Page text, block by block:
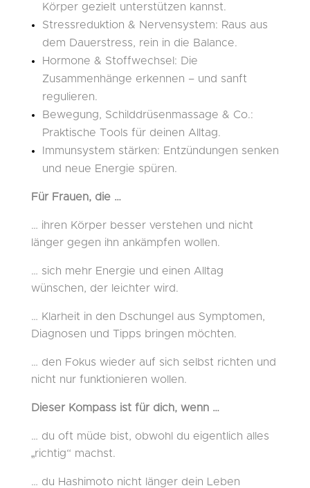
Körper gezielt unterstützen kannst.
Stressreduktion & Nervensystem: Raus aus
dem Dauerstress, rein in die Balance.
Hormone & Stoffwechsel: Die
Zusammenhänge erkennen – und sanft
regulieren.
Bewegung, Schilddrüsenmassage & Co.:
Praktische Tools für deinen Alltag.
Immunsystem stärken: Entzündungen senken
und neue Energie spüren.
Für Frauen, die …
… ihren Körper besser verstehen und nicht
länger gegen ihn ankämpfen wollen.
… sich mehr Energie und einen Alltag
wünschen, der leichter wird.
… Klarheit in den Dschungel aus Symptomen,
Diagnosen und Tipps bringen möchten.
… den Fokus wieder auf sich selbst richten und
nicht nur funktionieren wollen.
Dieser Kompass ist für dich, wenn …
… du oft müde bist, obwohl du eigentlich alles
„richtig“ machst.
… du Hashimoto nicht länger dein Leben